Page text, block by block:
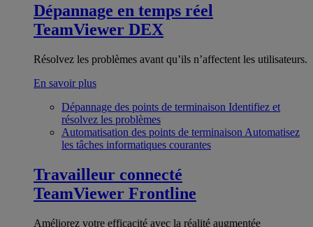
Dépannage en temps réel
TeamViewer DEX
Résolvez les problèmes avant qu’ils n’affectent les utilisateurs.
En savoir plus
Dépannage des points de terminaison Identifiez et
résolvez les problèmes
Automatisation des points de terminaison Automatisez
les tâches informatiques courantes
Travailleur connecté
TeamViewer Frontline
Améliorez votre efficacité avec la réalité augmentée